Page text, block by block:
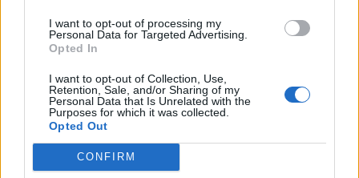
I want to opt-out of processing my
Personal Data for Targeted Advertising.
Opted In
I want to opt-out of Collection, Use,
Retention, Sale, and/or Sharing of my
Personal Data that Is Unrelated with the
Purposes for which it was collected.
Opted Out
CONFIRM
περικοπές και αρνητικές τιμές στα
φωτοβολταϊκά και τις στρεβλώσεις στην
αγορά ηλεκτρικής ενέργειας
31/07/2026 - 14:50